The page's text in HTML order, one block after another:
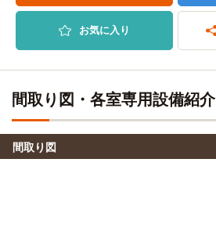
お気に入り
間取り図・各室専用設備紹介
間取り図